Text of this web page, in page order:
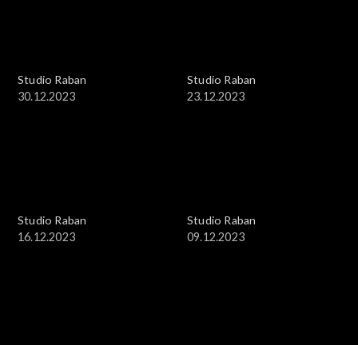
Studio Raban
30.12.2023
Studio Raban
23.12.2023
Studio Raban
16.12.2023
Studio Raban
09.12.2023